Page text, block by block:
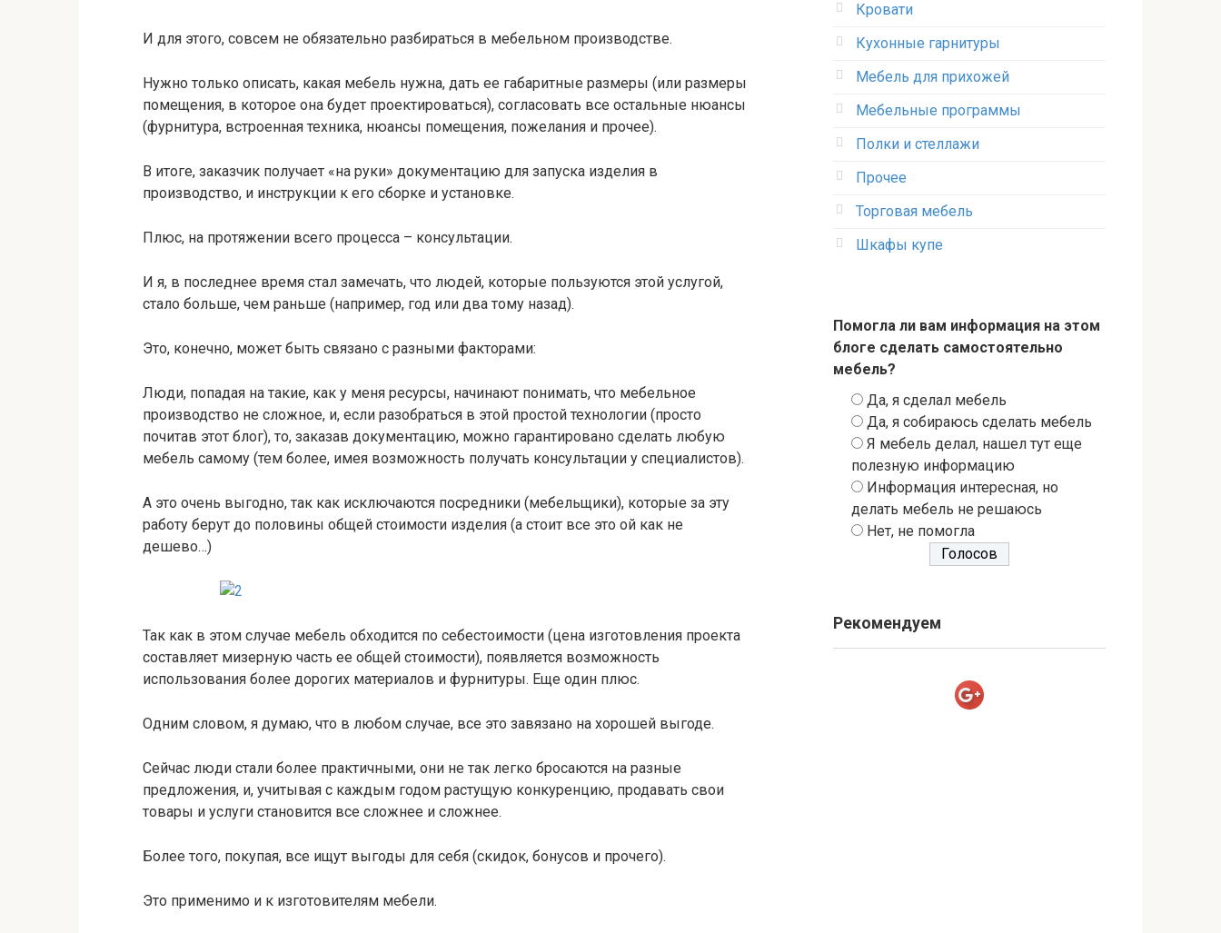
И для этого, совсем не обязательно разбираться в мебельном производстве.
Нужно только описать, какая мебель нужна, дать ее габаритные размеры (или размеры
помещения, в которое она будет проектироваться), согласовать все остальные нюансы
(фурнитура, встроенная техника, нюансы помещения, пожелания и прочее).
В итоге, заказчик получает «на руки» документацию для запуска изделия в
производство, и инструкции к его сборке и установке.
Плюс, на протяжении всего процесса – консультации.
И я, в последнее время стал замечать, что людей, которые пользуются этой услугой,
стало больше, чем раньше (например, год или два тому назад).
Это, конечно, может быть связано с разными факторами:
Люди, попадая на такие, как у меня ресурсы, начинают понимать, что мебельное
производство не сложное, и, если разобраться в этой простой технологии (просто
почитав этот блог), то, заказав документацию, можно гарантировано сделать любую
мебель самому (тем более, имея возможность получать консультации у специалистов).
А это очень выгодно, так как исключаются посредники (мебельщики), которые за эту
работу берут до половины общей стоимости изделия (а стоит все это ой как не
дешево…)
Так как в этом случае мебель обходится по себестоимости (цена изготовления проекта
составляет мизерную часть ее общей стоимости), появляется возможность
использования более дорогих материалов и фурнитуры. Еще один плюс.
Одним словом, я думаю, что в любом случае, все это завязано на хорошей выгоде.
Сейчас люди стали более практичными, они не так легко бросаются на разные
предложения, и, учитывая с каждым годом растущую конкуренцию, продавать свои
товары и услуги становится все сложнее и сложнее.
Более того, покупая, все ищут выгоды для себя (скидок, бонусов и прочего).
Это применимо и к изготовителям мебели.
Кровати
Кухонные гарнитуры
Мебель для прихожей
Мебельные программы
Полки и стеллажи
Прочее
Торговая мебель
Шкафы купе
Помогла ли вам информация на этом
блоге сделать самостоятельно
мебель?
Да, я сделал мебель
Да, я собираюсь сделать мебель
Я мебель делал, нашел тут еще
полезную информацию
Информация интересная, но
делать мебель не решаюсь
Нет, не помогла
Рекомендуем